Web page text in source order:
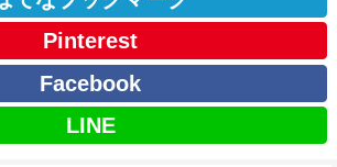
Pinterest
Facebook
LINE